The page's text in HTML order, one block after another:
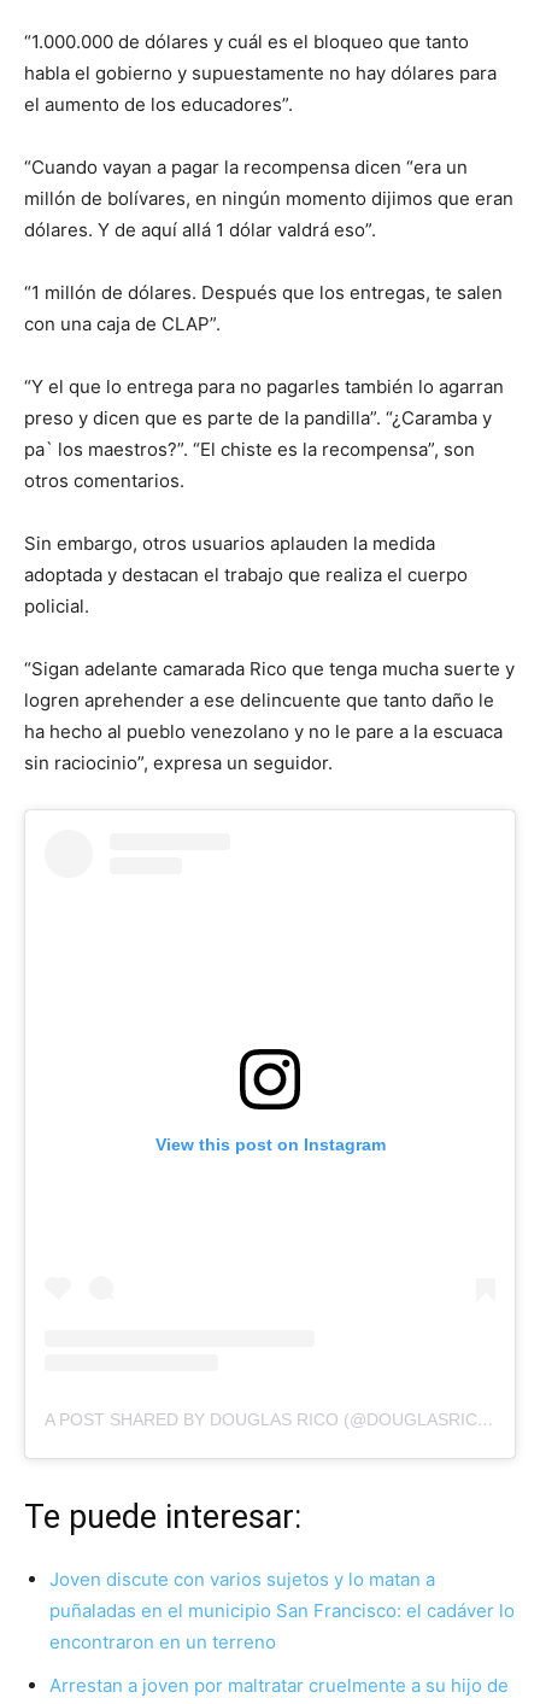
“1.000.000 de dólares y cuál es el bloqueo que tanto
habla el gobierno y supuestamente no hay dólares para
el aumento de los educadores”.
“Cuando vayan a pagar la recompensa dicen “era un
millón de bolívares, en ningún momento dijimos que eran
dólares. Y de aquí allá 1 dólar valdrá eso”.
“1 millón de dólares. Después que los entregas, te salen
con una caja de CLAP”.
“Y el que lo entrega para no pagarles también lo agarran
preso y dicen que es parte de la pandilla”. “¿Caramba y
pa` los maestros?”. “El chiste es la recompensa”, son
otros comentarios.
Sin embargo, otros usuarios aplauden la medida
adoptada y destacan el trabajo que realiza el cuerpo
policial.
“Sigan adelante camarada Rico que tenga mucha suerte y
logren aprehender a ese delincuente que tanto daño le
ha hecho al pueblo venezolano y no le pare a la escuaca
sin raciocinio”, expresa un seguidor.
View this post on Instagram
A POST SHARED BY DOUGLAS RICO (@DOUGLASRICOVZLA)
Te puede interesar:
Joven discute con varios sujetos y lo matan a
puñaladas en el municipio San Francisco: el cadáver lo
encontraron en un terreno
Arrestan a joven por maltratar cruelmente a su hijo de